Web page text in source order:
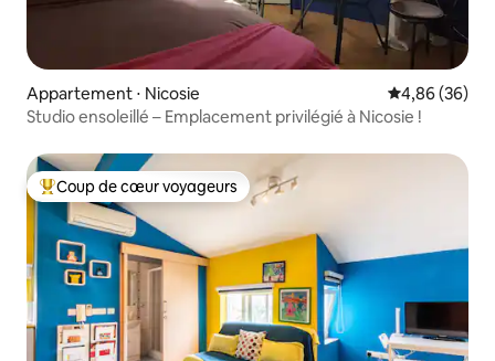
Appartement ⋅ Nicosie Évaluation
4,86 (36)
Studio ensoleillé – Emplacement privilégié à Nicosie !
Coups de cœur voyageurs les plus appréciés
Coup de cœur voyageurs